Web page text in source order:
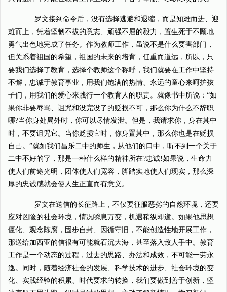
罗文接到命令后，没有选择逃避和退缩，而是知难而进、迎
难而上，凭着坚韧不拔的意志、顽强不屈的毅力，置生死于不顾地
勇气出色地完成了任务。作为教师工作，虽说不是什么要害部门，
但关系着祖国的希望，祖国的未来的培育，任重而道远，所以，只
要我们选择了教育，选择个教师这个称呼，我们就要在工作中坚持
不懈，忠诚于教育事业，用我们饱满的热情、永远的童心来呵护孩
子们，用我们的爱心来践行一个教育人的职责。就像书中所说：“如
果你非要辱骂、诅咒和没完没了的贬损不可，那么你为什么不辞职
哪?当你身处局外时，你可以尽情发泄。但是，我请求你，身在其中
时，不要诅咒它。当你贬损它时，你身置其中，那么你也是在贬损
自己。”就如我们昌乐二中的师生，从他们的口中，听不到一个关于
二中不好的字，那是一种什么样的精神所在?忠诚!如果说，生命力
使人们前途光明，团体使人们宽容，脚踏实地使人们现实，那么深
厚的忠诚感就会使人生正直而有意义。
罗文在送信的长征路上，不仅要征服恶劣的自然环境，还要
应对凶险的社会环境，情况瞬息万变，机遇稍纵即逝。如果他思想
僵化、观念陈腐，固步自封、因循守旧，不能创造性地开展工作，
那送给加西亚的信很有可能就石沉大海，甚至落入敌人手中。教育
工作是一个动态的过程，过去的思路、办法和成效，不可能一劳永
逸。同时，随着经济社会的发展、科学技术的进步、社会环境的变
化、实践经验的积累、时代要求的转换，我们要做到善于创新，坚